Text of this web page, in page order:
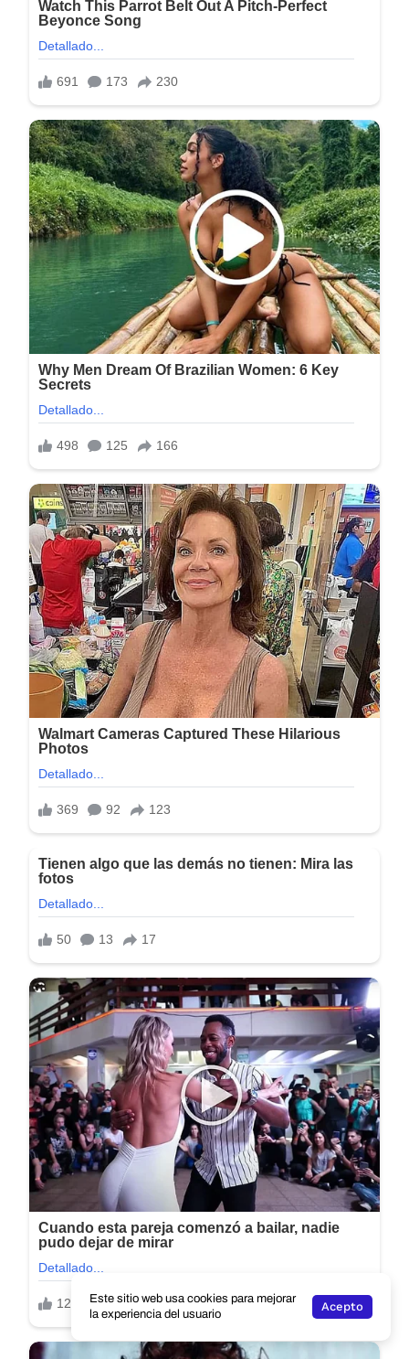
Este sitio web usa cookies para mejorar
la experiencia del usuario
Acepto